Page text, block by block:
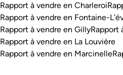
Rapport à vendre en Charleroi
Rapport à vendre en Fontaine-
Rapport à vendre en GillyRapport
Rapport à vendre en La Louvière
Rapport à vendre en Marcinelle